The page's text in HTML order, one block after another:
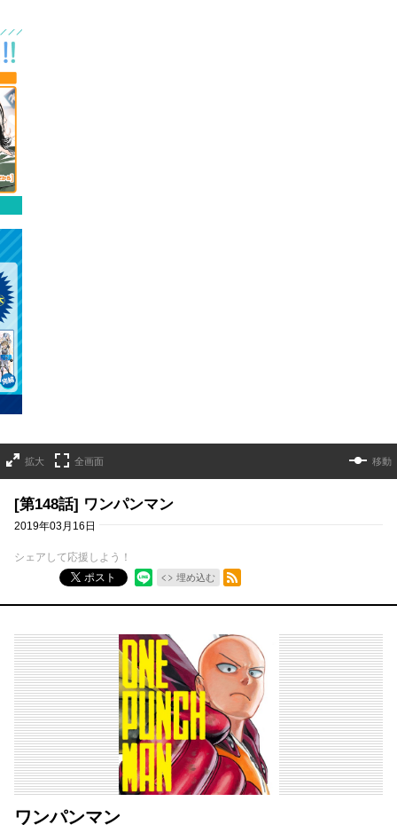
拡大 全画面 移動
[第148話] ワンパンマン
2019年03月16日
シェアして応援しよう！
ポスト
埋め込む
RSSフィード
ワンパンマン